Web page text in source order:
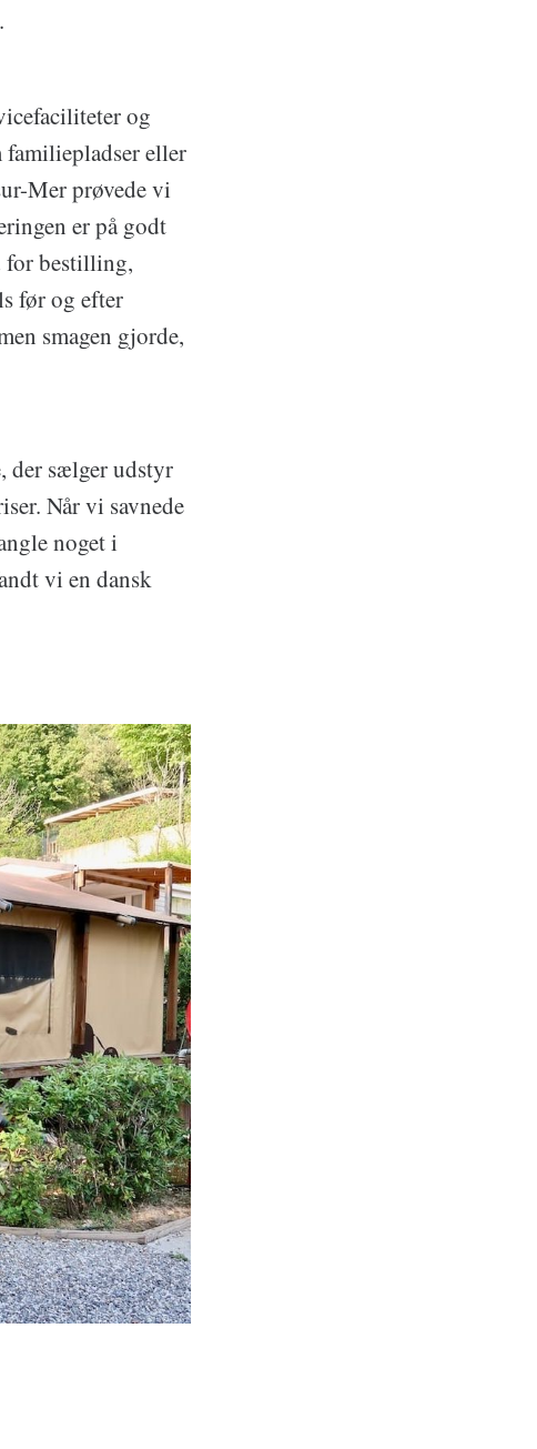
og
familiepladser eller
Mer prøvede vi
er på godt
for bestilling,
før og efter
smagen gjorde,
der sælger udstyr
Når vi savnede
noget i
vi en dansk